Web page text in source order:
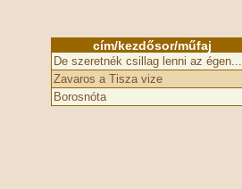
cím/kezdősor/műfaj
De szeretnék csillag lenni az égen...
Zavaros a Tisza vize
Borosnóta